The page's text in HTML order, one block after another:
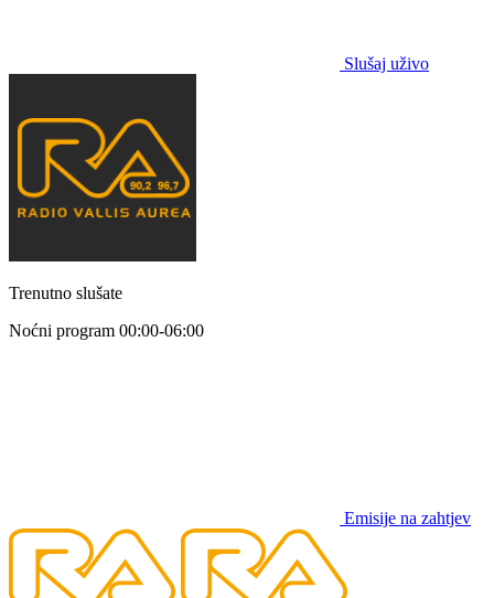
Slušaj uživo
Trenutno slušate
Noćni program 00:00-06:00
Emisije na zahtjev